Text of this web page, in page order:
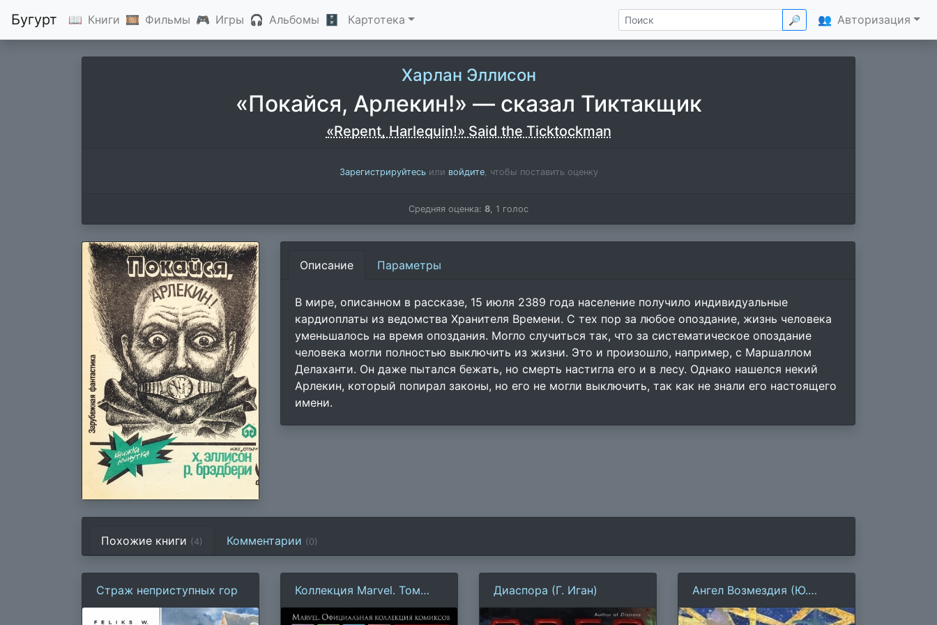
Бугурт 📖 Книги 🎞 Фильмы 🎮 Игры 🎧 Альбомы 🗄 Картотека 🔎 👥 Авторизация
Харлан Эллисон
«Покайся, Арлекин!» — сказал Тиктакщик
«Repent, Harlequin!» Said the Ticktockman
Зарегистрируйтесьили войдите, чтобы поставить оценку
Средняя оценка: 8, 1 голос
Описание Параметры
В мире, описанном в рассказе, 15 июля 2389 года население получило индивидуальные
кардиоплаты из ведомства Хранителя Времени. С тех пор за любое опоздание, жизнь человека
уменьшалось на время опоздания. Могло случиться так, что за систематическое опоздание
человека могли полностью выключить из жизни. Это и произошло, например, с Маршаллом
Делаханти. Он даже пытался бежать, но смерть настигла его и в лесу. Однако нашелся некий
Арлекин, который попирал законы, но его не могли выключить, так как не знали его настоящего
имени.
Похожие книги (4) Комментарии (0)
Страж неприступных гор
Коллекция Marvel. Том
106: Страх во плоти.
Диаспора (Г. Иган)
Ангел Возмездия (Ю.
Петухов)